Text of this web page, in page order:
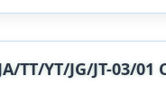
TT/YT/JG/JT-03/01